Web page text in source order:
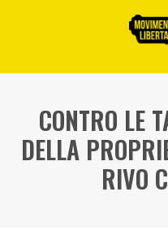
CONTRO LE
DELLA
RIVO